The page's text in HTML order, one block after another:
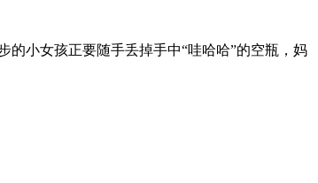
的小女孩正要随手丢掉手中“哇哈哈”的空瓶，妈